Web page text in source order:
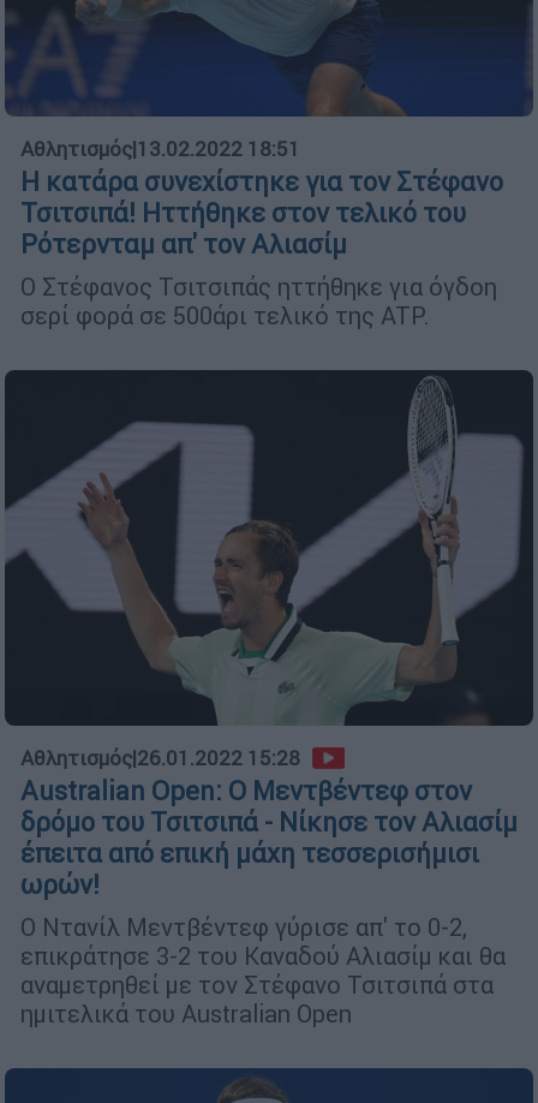
Αθλητισμός|13.02.2022 18:51
Η κατάρα συνεχίστηκε για τον Στέφανο
Τσιτσιπά! Ηττήθηκε στον τελικό του
Ρότερνταμ απ' τον Αλιασίμ
Ο Στέφανος Τσιτσιπάς ηττήθηκε για όγδοη
σερί φορά σε 500άρι τελικό της ATP.
Αθλητισμός|26.01.2022 15:28
Australian Open: Ο Μεντβέντεφ στον
δρόμο του Τσιτσιπά - Νίκησε τον Αλιασίμ
έπειτα από επική μάχη τεσσερισήμισι
ωρών!
Ο Ντανίλ Μεντβέντεφ γύρισε απ' το 0-2,
επικράτησε 3-2 του Καναδού Αλιασίμ και θα
αναμετρηθεί με τον Στέφανο Τσιτσιπά στα
ημιτελικά του Australian Open